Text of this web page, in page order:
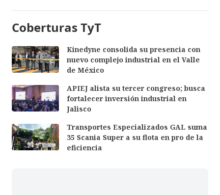
Coberturas TyT
Kinedyne consolida su presencia con
nuevo complejo industrial en el Valle
de México
APIEJ alista su tercer congreso; busca
fortalecer inversión industrial en
Jalisco
Transportes Especializados GAL suma
35 Scania Super a su flota en pro de la
eficiencia